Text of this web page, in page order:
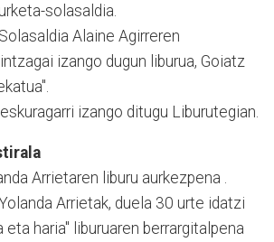
solasaldia.
Alaine Agirreren
izango dugun liburua, Goiatz
izango ditugu Liburutegian.
Arrietaren liburu aurkezpena .
Arrietak, duela 30 urte idatzi
haria" liburuaren berrargitalpena